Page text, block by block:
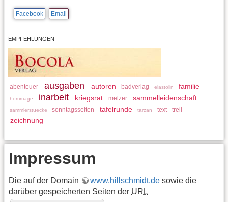
Facebook Email
EMPFEHLUNGEN
abenteuer ausgaben autoren badverlag elastolin familie
hommage inarbeit kriegsrat melzer sammelleidenschaft
sammlerstuecke sonntagsseiten tafelrunde tarzan text trell
zeichnung
Impressum
Die auf der Domain www.hillschmidt.de sowie die
darüber gespeicherten Seiten der URL